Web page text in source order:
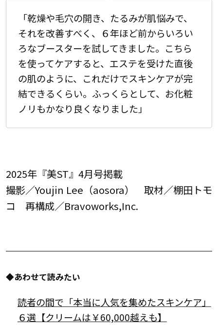
「乾燥や毛穴の開き、たるみが肌悩みで、
それを改善すべく、６年ほど前からいろい
ろなブースターを試してきました。こちら
を使ってケアすると、エステを受けた直後
の肌のように、これだけでスキンケアが完
結できるくらい。ふっくらとして、お化粧
ノリもかなり良くなりました」
2025年『美ST』4月号掲載
撮影／Youjin Lee（aosora） 取材／棚田トモ
コ 再構成／Bravoworks,Inc.
◆あわせて読みたい
読者の間で「本当に人気を集めたスキンケア」
６選【クリームは￥60,000越えも】